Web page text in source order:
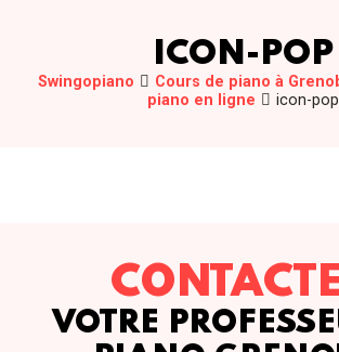
ICON-POP
Swingopiano Cours de piano à
piano en ligne
icon-pop
VOTRE